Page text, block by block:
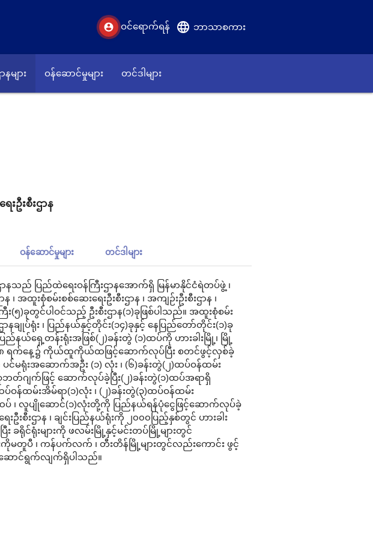
account_circle ဝင်ရောက်ရန် language ဘာသာစကား
နများ ဝန်ဆောင်မှုများ တင်ဒါများ
းဦးစီးဌာန
ဝန်ဆောင်မှုများ တင်ဒါများ
ာနသည် ပြည်ထဲရေးဝန်ကြီးဌာနအောက်ရှိ မြန်မာနိုင်ငံရဲတပ်ဖွဲ့ ၊
အထူးစုံစမ်းစစ်ဆေးရေးဦးစီးဌာန ၊ အကျဉ်းဦးစီးဌာန ၊
း(၅)ခုတွင်ပါဝင်သည့် ဦးစီးဌာန(၁)ခုဖြစ်ပါသည်။ အထူးစုံစမ်း
ာနချုပ်ရုံး ၊ ပြည်နယ်နှင့်တိုင်း(၁၄)ခုနှင့် နေပြည်တော်တိုင်း(၁)ခု
ည်နယ်ရှေ့တန်းရုံးအဖြစ်(၂)ခန်းတွဲ (၁)ထပ်ကို ဟားခါးမြို့၊ မြို့
ရက်နေ့၌ ကိုယ်ထူကိုယ်ထဖြင့်ဆောက်လုပ်ပြီး စတင်ဖွင့်လှစ်ခဲ့
ပင်မရုံးအဆောက်အဦး (၁) လုံး ၊ (၆)ခန်းတွဲ(၂)ထပ်ဝန်ထမ်း
တ်ဂျက်ဖြင့် ဆောက်လုပ်ခဲ့ပြီး(၂)ခန်းတွဲ(၁)ထပ်အရာရှိ
ပ်ဝန်ထမ်းအိမ်ရာ(၁)လုံး ၊ (၂)ခန်းတွဲ(၃)ထပ်ဝန်ထမ်း
ထပ် ၊ လူပျိုဆောင်(၁)လုံးတို့ကို ပြည်နယ်ရန်ပုံငွေဖြင့်ဆောက်လုပ်ခဲ့
ဦးစီးဌာန ၊ ချင်းပြည်နယ်ရုံးကို ၂၀၀၀ပြည့်နှစ်တွင် ဟားခါး
ခရိုင်ရုံးများကို ဖလမ်းမြို့နှင့်မင်းတပ်မြို့များတွင်
းကိုမတူပီ ၊ ကန်ပက်လက် ၊ တီးတိန်မြို့များတွင်လည်းကောင်း ဖွင့်
ဆောင်ရွက်လျက်ရှိပါသည်။